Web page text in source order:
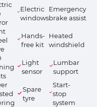
Electric
windows
Emergency
brake assist
Hands-
free kit
Heated
windshield
Light
sensor
Lumbar
support
Spare
tyre
Start-
stop
system